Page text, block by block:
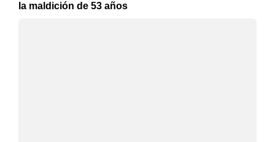
la maldición de 53 años